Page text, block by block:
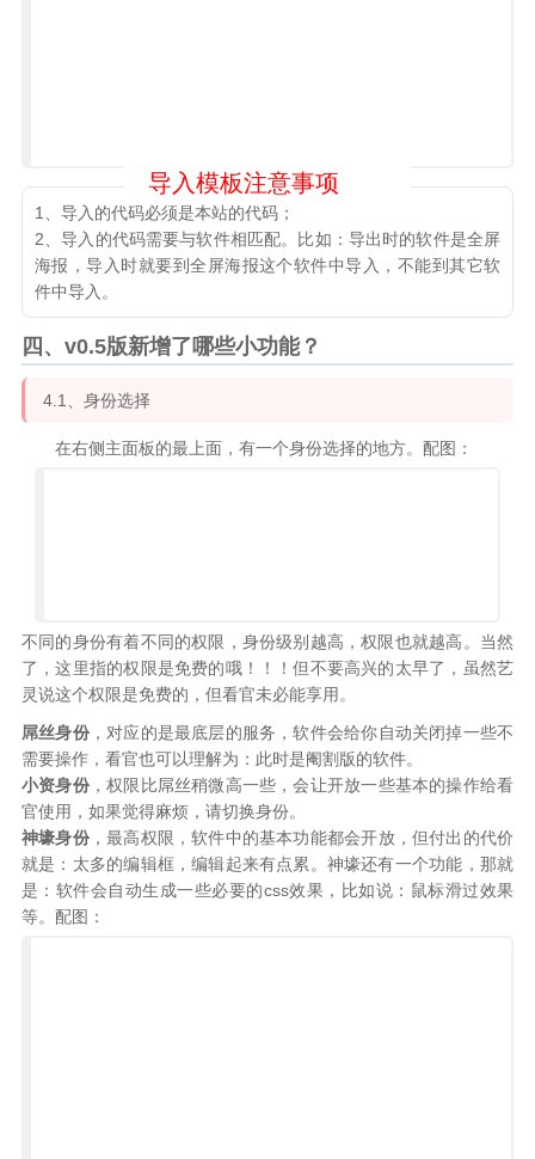
1、导入的代码必须是本站的代码；
2、导入的代码需要与软件相匹配。比如：导出时的软件是全屏
海报，导入时就要到全屏海报这个软件中导入，不能到其它软
件中导入。
四、v0.5版新增了哪些小功能？
4.1、身份选择
在右侧主面板的最上面，有一个身份选择的地方。配图：
不同的身份有着不同的权限，身份级别越高，权限也就越高。当然
了，这里指的权限是免费的哦！！！但不要高兴的太早了，虽然艺
灵说这个权限是免费的，但看官未必能享用。
屌丝身份，对应的是最底层的服务，软件会给你自动关闭掉一些不
需要操作，看官也可以理解为：此时是阉割版的软件。
小资身份，权限比屌丝稍微高一些，会让开放一些基本的操作给看
官使用，如果觉得麻烦，请切换身份。
神壕身份，最高权限，软件中的基本功能都会开放，但付出的代价
就是：太多的编辑框，编辑起来有点累。神壕还有一个功能，那就
是：软件会自动生成一些必要的css效果，比如说：鼠标滑过效果
等。配图：